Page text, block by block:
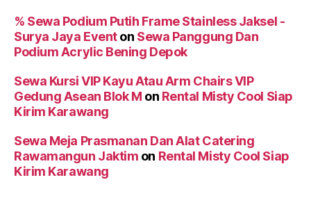
% Sewa Podium Putih Frame Stainless Jaksel -
Surya Jaya Eventon Sewa Panggung Dan
Podium Acrylic Bening Depok
Sewa Kursi VIP Kayu Atau Arm Chairs VIP
Gedung Asean Blok M on Rental Misty Cool Siap
Kirim Karawang
Sewa Meja Prasmanan Dan Alat Catering
Rawamangun Jaktim on Rental Misty Cool Siap
Kirim Karawang